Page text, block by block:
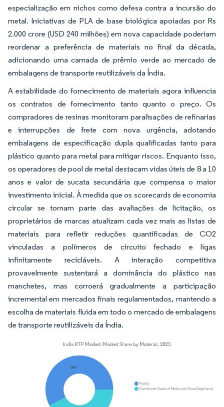
especialização em nichos como defesa contra a incursão do
metal. Iniciativas de PLA de base biológica apoiadas por Rs
2.000 crore (USD 240 milhões) em nova capacidade poderiam
reordenar a preferência de materiais no final da década,
adicionando uma camada de prêmio verde ao mercado de
embalagens de transporte reutilizáveis da Índia.
A estabilidade do fornecimento de materiais agora influencia
os contratos de fornecimento tanto quanto o preço. Os
compradores de resinas monitoram paralisações de refinarias
e interrupções de frete com nova urgência, adotando
embalagens de especificação dupla qualificadas tanto para
plástico quanto para metal para mitigar riscos. Enquanto isso,
os operadores de pool de metal destacam vidas úteis de 8 a 10
anos e valor de sucata secundária que compensa o maior
investimento inicial. À medida que os scorecards de economia
circular se tornam parte das avaliações de licitação, os
proprietários de marcas atualizam cada vez mais as listas de
materiais para refletir reduções quantificadas de CO2
vinculadas a polímeros de circuito fechado e ligas
infinitamente recicláveis. A interação competitiva
provavelmente sustentará a dominância do plástico nas
manchetes, mas corroerá gradualmente a participação
incremental em mercados finais regulamentados, mantendo a
escolha de materiais fluida em todo o mercado de embalagens
de transporte reutilizáveis da Índia.